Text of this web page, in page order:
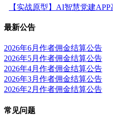
【实战原型】AI智慧党建
最新公告
2026年6月作者佣金结算公告
2026年5月作者佣金结算公告
2026年4月作者佣金结算公告
2026年3月作者佣金结算公告
2026年2月作者佣金结算公告
常见问题